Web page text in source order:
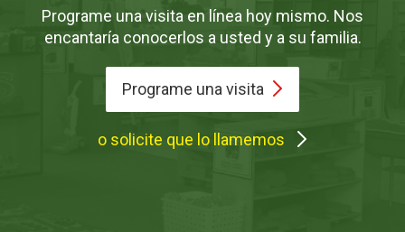
Programe una visita en línea hoy mismo. Nos
encantaría conocerlos a usted y a su familia.
Programe una visita
o solicite que lo llamemos